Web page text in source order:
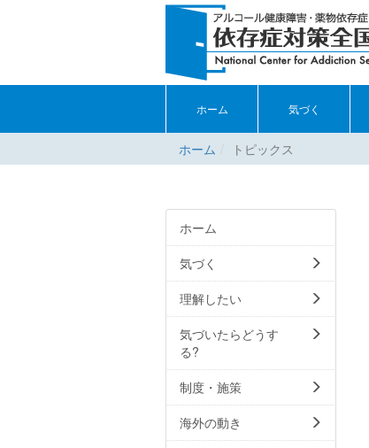
ホーム 気づく
ホーム トピックス
ホーム
気づく
理解したい
気づいたらどうす
る?
制度・施策
海外の動き